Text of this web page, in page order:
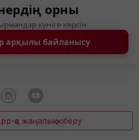
орны
күніге көрсін
арқылы байланысу
қа жаңалық жіберу